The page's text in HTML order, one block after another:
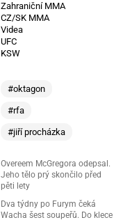
Zahraniční MMA
CZ/SK MMA
Videa
UFC
KSW
#oktagon
#rfa
#jiří procházka
Overeem McGregora odepsal.
Jeho tělo prý skončilo před
pěti lety
Dva týdny po Furym čeká
Wacha šest soupeřů. Do klece